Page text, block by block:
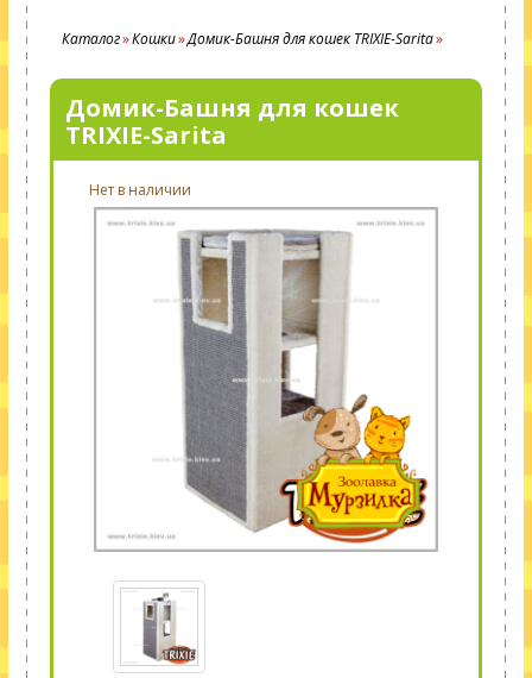
Каталог Кошки Домик-Башня для кошек TRIXIE-Sarita
Домик-Башня для кошек
TRIXIE-Sarita
Нет в наличии